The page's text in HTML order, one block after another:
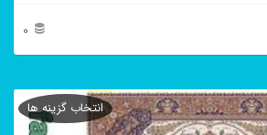
0
انتخاب گزینه ها